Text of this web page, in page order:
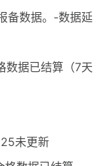
备数据。-数据延
数据已结算（7天
未更新